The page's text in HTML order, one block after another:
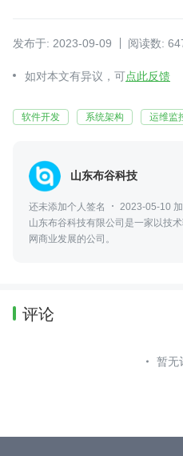
发布于: 2023-09-09 阅读数:
如对本文有异议，可点此反馈
软件开发 系统架构 运维监
山东布谷科技
还未添加个人签名
2023-05-10 加
山东布谷科技有限公司是一家以技
网商业发展的公司。
评论
暂无